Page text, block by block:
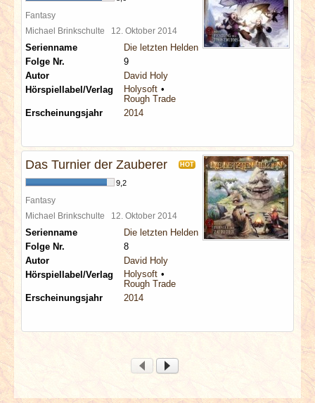
Fantasy
Michael Brinkschulte 12. Oktober 2014
Serienname
Die letzten Helden
Folge Nr.
9
Autor
David Holy
Hörspiellabel/Verlag
Holysoft
Rough Trade
Erscheinungsjahr
2014
Das Turnier der Zauberer HOT
9,2
Fantasy
Michael Brinkschulte 12. Oktober 2014
Serienname
Die letzten Helden
Folge Nr.
8
Autor
David Holy
Hörspiellabel/Verlag
Holysoft
Rough Trade
Erscheinungsjahr
2014